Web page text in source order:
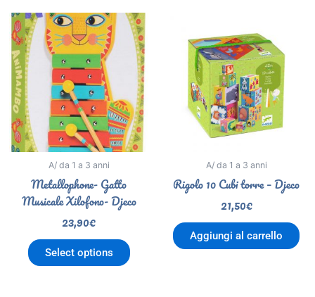
A/ da 1 a 3 anni
Metallophone- Gatto
Musicale Xilofono- Djeco
23,90€
Select options
A/ da 1 a 3 anni
Rigolo 10 Cubi torre – Djeco
21,50€
Aggiungi al carrello